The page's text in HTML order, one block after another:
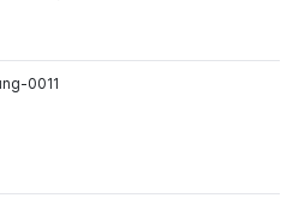
0011